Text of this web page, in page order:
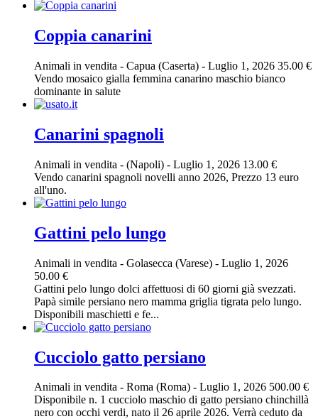
Coppia canarini
Animali in vendita - Capua (Caserta) - Luglio 1, 2026 35.00 €
Vendo mosaico gialla femmina canarino maschio bianco
dominante in salute
Canarini spagnoli
Animali in vendita - (Napoli) - Luglio 1, 2026 13.00 €
Vendo canarini spagnoli novelli anno 2026, Prezzo 13 euro
all'uno.
Gattini pelo lungo
Animali in vendita - Golasecca (Varese) - Luglio 1, 2026
50.00 €
Gattini pelo lungo dolci affettuosi di 60 giorni già svezzati.
Papà simile persiano nero mamma griglia tigrata pelo lungo.
Disponibili maschietti e fe...
Cucciolo gatto persiano
Animali in vendita - Roma (Roma) - Luglio 1, 2026 500.00 €
Disponibile n. 1 cucciolo maschio di gatto persiano chinchillà
nero con occhi verdi, nato il 26 aprile 2026. Verrà ceduto da